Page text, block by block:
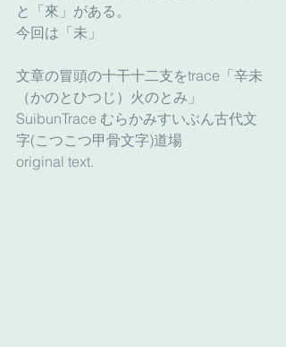
と「來」がある。
今回は「未」
文章の冒頭の十干十二支をtrace「辛未
（かのとひつじ）火のとみ」
SuibunTrace むらかみすいぶん古代文
字(こつこつ甲骨文字)道場
original text.